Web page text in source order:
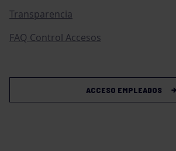
Transparencia
FAQ Control Accesos
ACCESO EMPLEADOS